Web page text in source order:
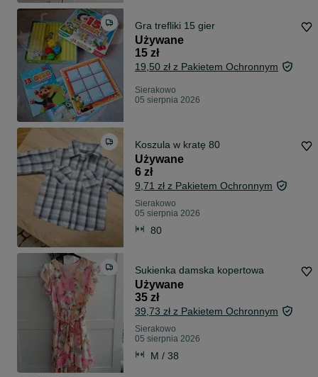
Gra trefliki 15 gier
Używane
15 zł
19,50 zł z Pakietem Ochronnym
Sierakowo
05 sierpnia 2026
Koszula w kratę 80
Używane
6 zł
9,71 zł z Pakietem Ochronnym
Sierakowo
05 sierpnia 2026
80
Sukienka damska kopertowa
Używane
35 zł
39,73 zł z Pakietem Ochronnym
Sierakowo
05 sierpnia 2026
M / 38